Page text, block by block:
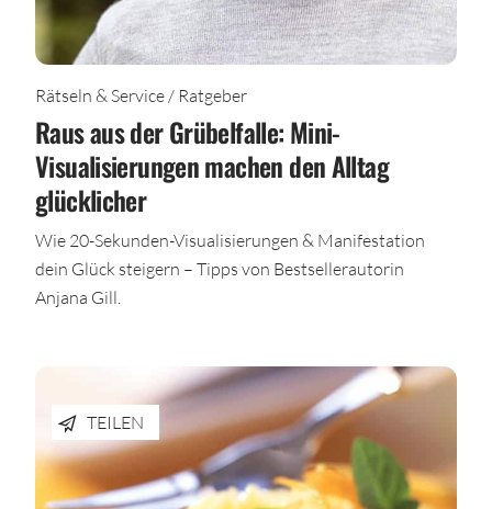
Rätseln & Service / Ratgeber
Raus aus der Grübelfalle: Mini-
Visualisierungen machen den Alltag
glücklicher
Wie 20-Sekunden-Visualisierungen & Manifestation
dein Glück steigern – Tipps von Bestsellerautorin
Anjana Gill.
TEILEN